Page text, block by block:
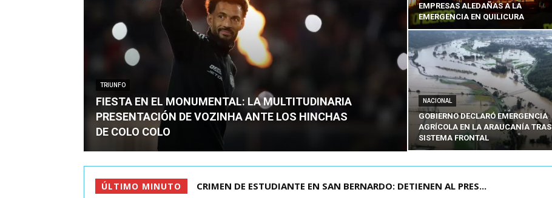
TRIUNFO
FIESTA EN EL MONUMENTAL: LA MULTITUDINARIA
PRESENTACIÓN DE VOZINHA ANTE LOS HINCHAS
DE COLO COLO
EMPRESAS ALEDAÑAS A LA
EMERGENCIA EN QUILICURA
NACIONAL
GOBIERNO DECLARÓ EMERGENCIA
AGRÍCOLA EN LA ARAUCANÍA TRAS
SISTEMA FRONTAL
ÚLTIMO MINUTO CRIMEN DE ESTUDIANTE EN SAN BERNARDO: DETIENEN AL PRES...